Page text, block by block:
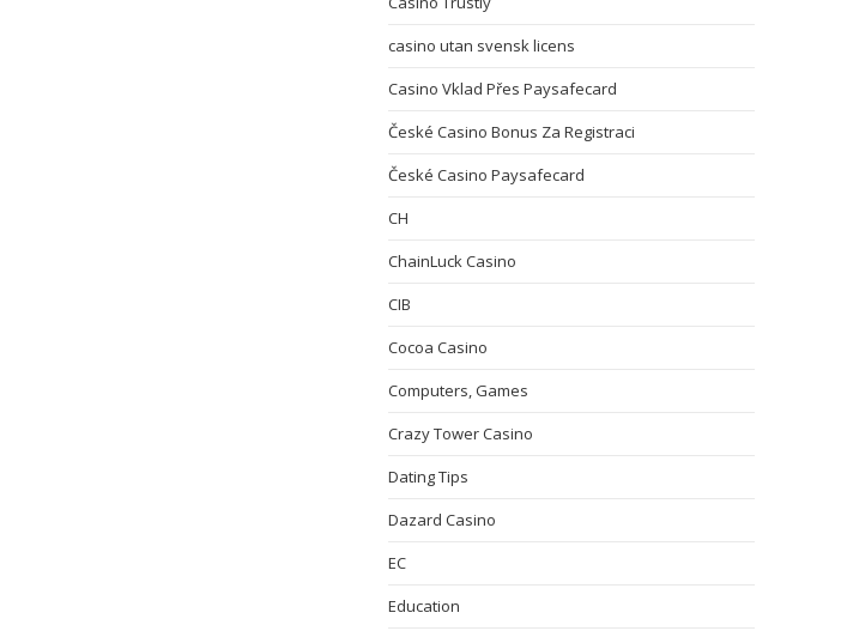
casino utan svensk licens
Casino Vklad Přes Paysafecard
České Casino Bonus Za Registraci
České Casino Paysafecard
CH
ChainLuck Casino
CIB
Cocoa Casino
Computers, Games
Crazy Tower Сasino
Dating Tips
Dazard Casino
EC
Education